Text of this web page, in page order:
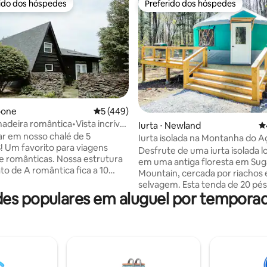
de 5, 309 avaliações
preferidos dos hóspedes
dos hóspedes
5 de uma avaliação média de 5, 449
5 (449)
romântica•Vista incrível
épico
em nosso chalé de 5
Um favorito para viagens
românticas. Nossa estrutura
de A romântica fica a 10
de carro de Banner Elk.
incrível da Grandfather
hidromassagem para 2
Preferido dos hóspedes
Preferido dos hóspedes
Iurta ⋅ Newland
Iurta isolada na Montanha do
Mobilado, HotTub
Desfrute de uma iurta isolada
em uma antiga floresta em
Mountain, cercada por riachos
selvagem. Esta tenda de 20
uma cozinha mobiliada,
completo, banheira de
colchão de espuma de memória
polegadas com lençóis
populares em aluguel por